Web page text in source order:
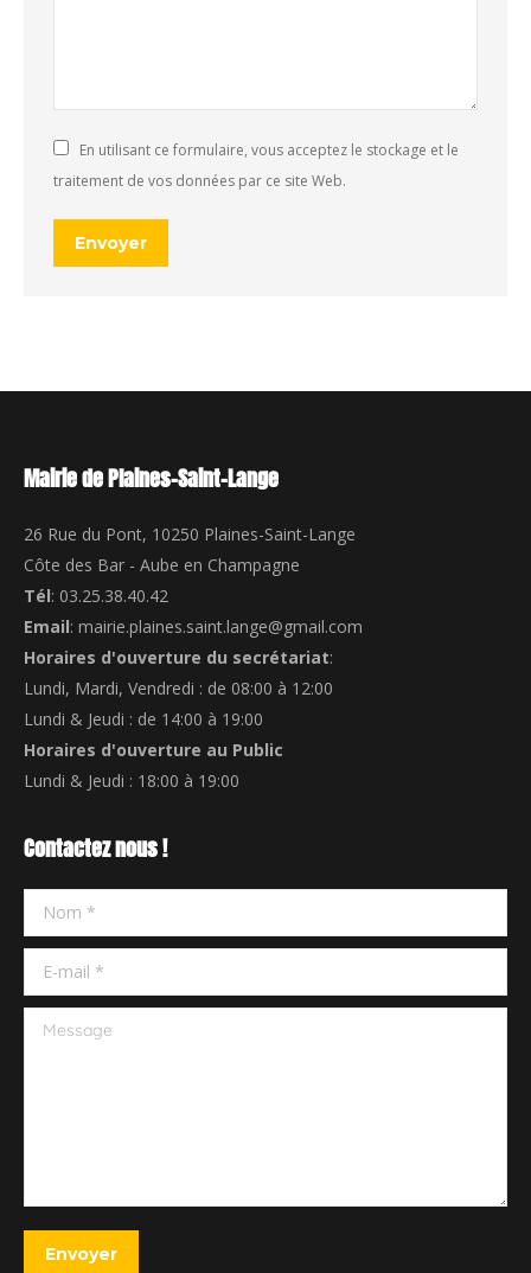
En utilisant ce formulaire, vous acceptez le stockage et le
traitement de vos données par ce site Web.
Envoyer
Mairie de Plaines-Saint-Lange
26 Rue du Pont, 10250 Plaines-Saint-Lange
Côte des Bar - Aube en Champagne
Tél: 03.25.38.40.42
Email: mairie.plaines.saint.lange@gmail.com
Horaires d'ouverture du secrétariat:
Lundi, Mardi, Vendredi : de 08:00 à 12:00
Lundi & Jeudi : de 14:00 à 19:00
Horaires d'ouverture au Public
Lundi & Jeudi : 18:00 à 19:00
Contactez nous !
Nom *
E-mail *
Message
Envoyer